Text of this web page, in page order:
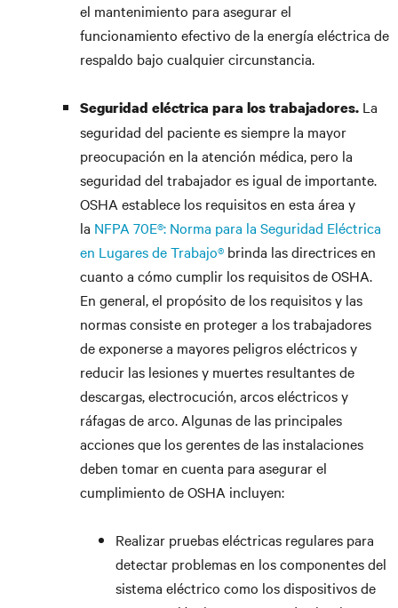
el mantenimiento para asegurar el
funcionamiento efectivo de la energía eléctrica de
respaldo bajo cualquier circunstancia.
Seguridad eléctrica para los trabajadores. La
seguridad del paciente es siempre la mayor
preocupación en la atención médica, pero la
seguridad del trabajador es igual de importante.
OSHA establece los requisitos en esta área y
la NFPA 70E®: Norma para la Seguridad Eléctrica
en Lugares de Trabajo® brinda las directrices en
cuanto a cómo cumplir los requisitos de OSHA.
En general, el propósito de los requisitos y las
normas consiste en proteger a los trabajadores
de exponerse a mayores peligros eléctricos y
reducir las lesiones y muertes resultantes de
descargas, electrocución, arcos eléctricos y
ráfagas de arco. Algunas de las principales
acciones que los gerentes de las instalaciones
deben tomar en cuenta para asegurar el
cumplimiento de OSHA incluyen:
Realizar pruebas eléctricas regulares para
detectar problemas en los componentes del
sistema eléctrico como los dispositivos de